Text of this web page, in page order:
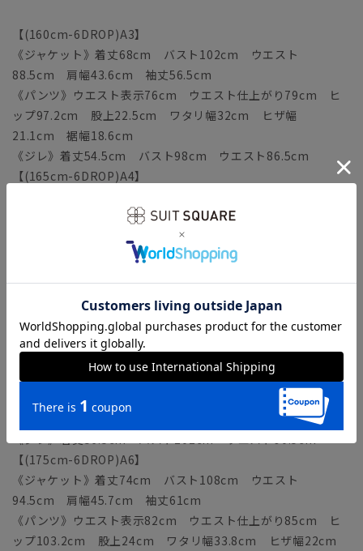
【(160cm-6DROP)A3】
《ジャケット》着丈68cm バスト102cm ウエスト
88.5cm 肩幅43.6cm 袖丈56.5cm
《パンツ》ウエスト表示76cm ウエスト仕上がり79cm ヒ
ップ97.2cm 股上22.5cm ワタリ幅32cm ヒザ幅
21.1cm 裾幅18.6cm
《ジレ》着丈54.5cm バスト98cm ウエスト86.5cm
【(165cm-6DROP)A4】
90.5cm 肩幅44.3cm 袖丈58cm
《パンツ》ウエスト表示78cm ウエスト仕上がり81cm ヒ
ップ99.2cm 股上23cm ワタリ幅32.6cm ヒザ幅
《ジレ》着丈55.5cm バスト100cm ウエスト88.5cm
【(170cm-6DROP)A5】
《ジャケット》着丈72cm バスト106cm ウエスト
92.5cm 肩幅45cm 袖丈59.5cm
《パンツ》ウエスト表示80cm ウエスト仕上がり83cm ヒ
ップ101.2cm 股上23.5cm ワタリ幅33.2cm ヒザ幅
21.7cm 裾幅19.2cm
《ジレ》着丈56.5cm バスト102cm ウエスト90.5cm
【(175cm-6DROP)A6】
《ジャケット》着丈74cm バスト108cm ウエスト
94.5cm 肩幅45.7cm 袖丈61cm
《パンツ》ウエスト表示82cm ウエスト仕上がり85cm ヒ
ップ103.2cm 股上24cm ワタリ幅33.8cm ヒザ幅22cm